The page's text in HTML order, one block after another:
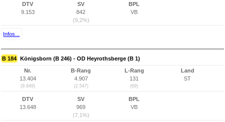
DTV
9.153
SV
842
(9,2%)
BPL
VB
Infos...
B 184 Königsborn (B 246) - OD Heyrothsberge (B 1)
Nr.
13.404
(9.649)
B-Rang
4.907
(2.547)
L-Rang
131
(69)
Land
ST
DTV
13.648
SV
969
(7,1%)
BPL
VB